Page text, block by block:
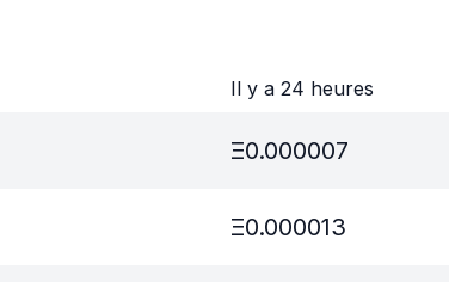
Il y a 24 heures
Ξ0.000007
Ξ0.000013